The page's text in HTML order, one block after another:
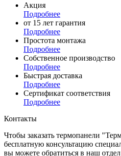
Акция
Подробнее
от 15 лет гарантия
Подробнее
Простота монтажа
Подробнее
Собственное производство
Подробнее
Быстрая доставка
Подробнее
Сертификат соответствия
Подробнее
Контакты
Чтобы заказать термопанели
бесплатную консультацию
вы можете обратиться в наш